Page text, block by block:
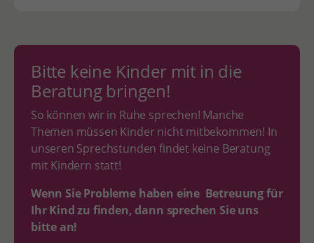
Bitte keine Kinder mit in die
Beratung bringen!
So können wir in Ruhe sprechen! Manche
Themen müssen Kinder nicht mitbekommen! In
unseren Sprechstunden findet keine Beratung
mit Kindern statt!
Wenn Sie Probleme haben eine Betreuung für
Ihr Kind zu finden, dann sprechen Sie uns
bitte an!